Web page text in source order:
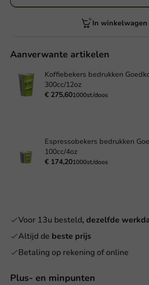
Plus- en minpunten
In winkelwagen
Aanverwante artikelen
Koffiebekers bedrukken
300cc/12oz
€ 275,601000st/doos
Espressobekers bedrukken
100cc/4oz
€ 174,201000st/doos
Voor 13u besteld, dezelfde
Altijd de beste prijs
Betaling op rekening of online